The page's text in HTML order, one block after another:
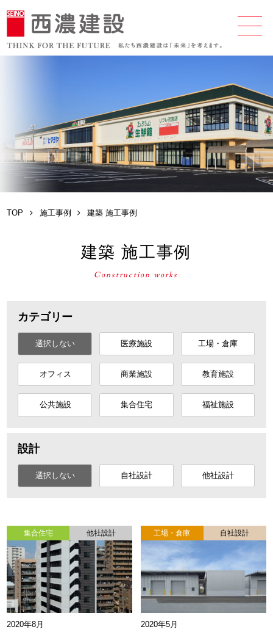
TOP 施工事例 建築 施工事例
建築 施工事例
カテゴリー
選択しない 医療施設 工場・倉庫
オフィス 商業施設 教育施設
公共施設 集合住宅 福祉施設
設計
選択しない 自社設計 他社設計
集合住宅 他社設計
2020年8月
工場・倉庫 自社設計
2020年5月